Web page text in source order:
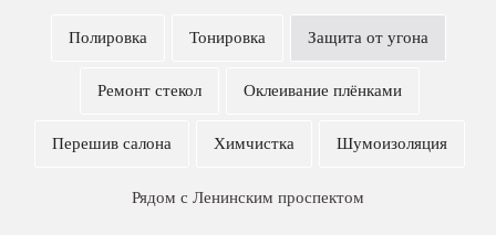
Полировка Тонировка Защита от угона
Ремонт стекол Оклеивание плёнками
Перешив салона Химчистка Шумоизоляция
Рядом c Ленинским проспектом